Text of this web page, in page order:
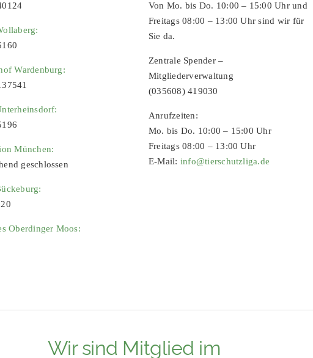
Wardenburg:
München:
geschlossen
Oberdinger Moos:
Von Mo. bis Do. 10:00 – 15:00 Uhr und
Freitags 08:00 – 13:00 Uhr sind wir für
Sie da.
Zentrale Spender –
Mitgliederverwaltung
(035608) 419030
Anrufzeiten:
Mo. bis Do. 10:00 – 15:00 Uhr
Freitags 08:00 – 13:00 Uhr
E-Mail: info@tierschutzliga.de
Wir sind Mitglied im